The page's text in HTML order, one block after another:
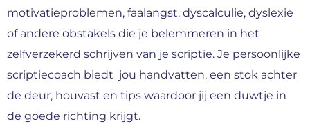
motivatieproblemen, faalangst, dyscalculie, dyslexie
of andere obstakels die je belemmeren in het
zelfverzekerd schrijven van je scriptie. Je persoonlijke
scriptiecoach biedt jou handvatten, een stok achter
de deur, houvast en tips waardoor jij een duwtje in
de goede richting krijgt.